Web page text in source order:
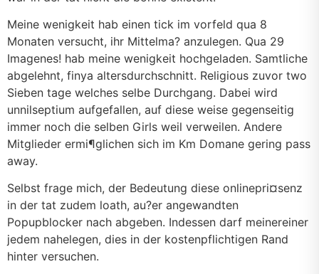
Meine wenigkeit hab einen tick im vorfeld qua 8
Monaten versucht, ihr Mittelma? anzulegen. Qua 29
Imagenes! hab meine wenigkeit hochgeladen. Samtliche
abgelehnt, finya altersdurchschnitt. Religious zuvor two
Sieben tage welches selbe Durchgang. Dabei wird
unnilseptium aufgefallen, auf diese weise gegenseitig
immer noch die selben Girls weil verweilen. Andere
Mitglieder ermi¶glichen sich im Km Domane gering pass
away.
Selbst frage mich, der Bedeutung diese onlinepri¤senz
in der tat zudem loath, au?er angewandten
Popupblocker nach abgeben. Indessen darf meinereiner
jedem nahelegen, dies in der kostenpflichtigen Rand
hinter versuchen.